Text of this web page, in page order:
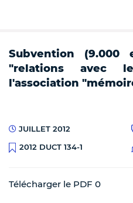
Subvention
"relations avec
l'association
JUILLET 2012
2012 DUCT 134-1
Télécharger le PDF 0